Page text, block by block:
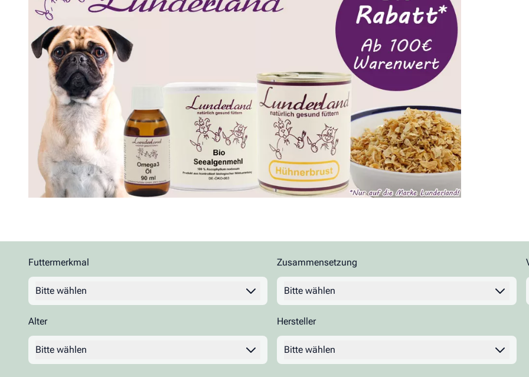
Futtermerkmal
Bitte wählen
Zusammensetzung
Bitte wählen
Alter
Bitte wählen
Hersteller
Bitte wählen